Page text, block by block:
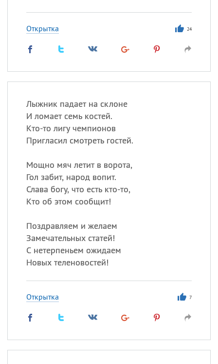
Открытка 24
Лыжник падает на склоне
И ломает семь костей.
Кто-то лигу чемпионов
Пригласил смотреть гостей.
Мощно мяч летит в ворота,
Гол забит, народ вопит.
Слава богу, что есть кто-то,
Кто об этом сообщит!
Поздравляем и желаем
Замечательных статей!
С нетерпеньем ожидаем
Новых теленовостей!
Открытка 7